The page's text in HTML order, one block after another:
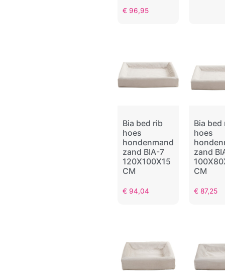
€ 96,95
Bia bed rib
hoes
hondenmand
zand BIA-7
120X100X15
CM
€ 94,04
Bia bed
hoes
zand
CM
€ 87,25